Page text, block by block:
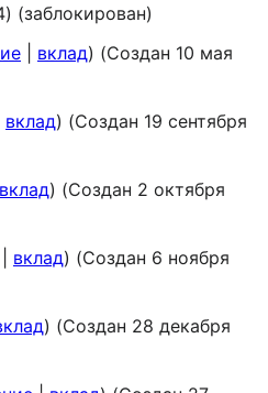
(заблокирован)
вклад (Создан 10 мая
вклад (Создан 19 сентября
вклад (Создан 2 октября
вклад (Создан 6 ноября
(Создан 28 декабря